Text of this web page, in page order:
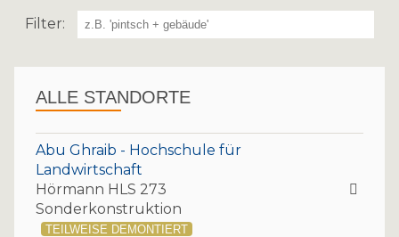
Filter:
ALLE STANDORTE
Abu Ghraib - Hochschule für
Landwirtschaft
Hörmann HLS 273
Sonderkonstruktion
TEILWEISE DEMONTIERT